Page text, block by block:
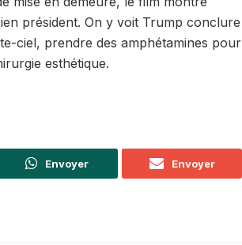
président. On y voit Trump conclure
ciel, prendre des amphétamines pour
esthétique.
Envoyer Envoyer